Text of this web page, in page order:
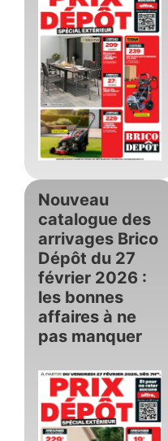
Nouveau
catalogue des
arrivages Brico
Dépôt du 27
février 2026 :
les bonnes
affaires à ne
pas manquer